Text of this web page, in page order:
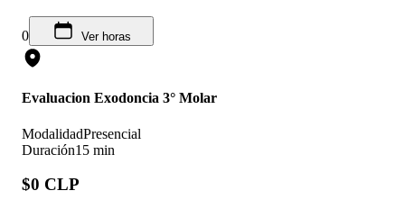
0 Ver horas
Evaluacion Exodoncia 3° Molar
ModalidadPresencial
Duración15 min
$0 CLP